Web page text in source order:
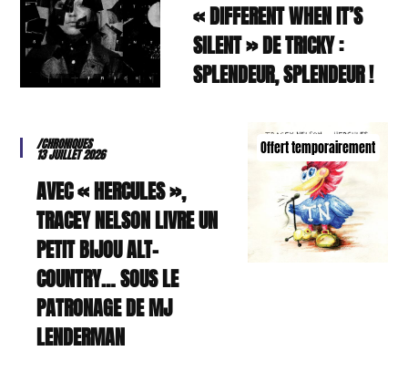
« DIFFERENT WHEN IT’S
SILENT » DE TRICKY :
SPLENDEUR, SPLENDEUR !
Offert temporairement
/CHRONIQUES
13 JUILLET 2026
AVEC « HERCULES »,
TRACEY NELSON LIVRE UN
PETIT BIJOU ALT-
COUNTRY… SOUS LE
PATRONAGE DE MJ
LENDERMAN